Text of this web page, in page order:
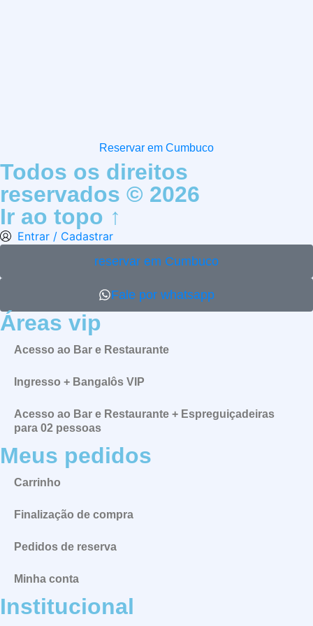
Reservar em Cumbuco
Todos os direitos
reservados © 2026
Ir ao topo ↑
Entrar / Cadastrar
reservar em Cumbuco
Fale por whatsapp
Áreas vip
Acesso ao Bar e Restaurante
Ingresso + Bangalôs VIP
Acesso ao Bar e Restaurante + Espreguiçadeiras
para 02 pessoas
Meus pedidos
Carrinho
Finalização de compra
Pedidos de reserva
Minha conta
Institucional